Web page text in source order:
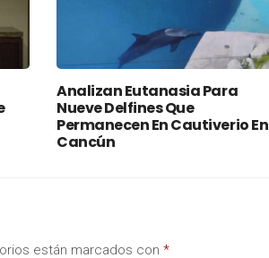
Analizan Eutanasia Para
Nueve Delfines Que
Permanecen En Cautiverio En
Cancún
están marcados con *